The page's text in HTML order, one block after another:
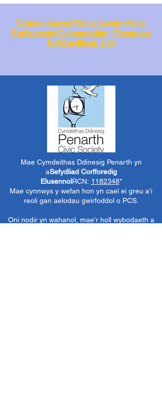
Tudalen Gartref/T&Cs Gwefan/Polisi
Preifatrwydd/Cyfansoddiad/Trysorau y
Sir/Cysylltwch â Ni
Mae Cymdeithas Ddinesig Penarth yn
aSefydliad Corfforedig
ElusennolRCN: 1182348*
Mae cynnwys y wefan hon yn cael ei greu a'i
reoli gan aelodau gwirfoddol o PCS.
Oni nodir yn wahanol, mae'r holl wybodaeth a